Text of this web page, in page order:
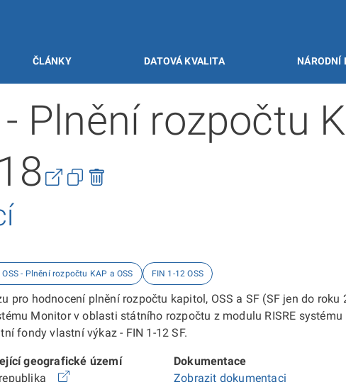
ČLÁNKY DATOVÁ KVALITA NÁRODNÍ
Plnění rozpočtu
OSS - Plnění rozpočtu KAP a OSS FIN 1-12 OSS
pro hodnocení plnění rozpočtu kapitol, OSS a SF (SF jen do
Monitor v oblasti státního rozpočtu z modulu RISRE
fondy vlastní výkaz - FIN 1-12 SF.
geografické území
Dokumentace
Zobrazit dokumentaci